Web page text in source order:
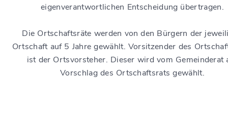
eigenverantwortlichen Entscheidung übertragen.
Die Ortschaftsräte werden von den Bürgern der
Ortschaft auf 5 Jahre gewählt. Vorsitzender des
ist der Ortsvorsteher. Dieser wird vom Gemeinderat
Vorschlag des Ortschaftsrats gewählt.